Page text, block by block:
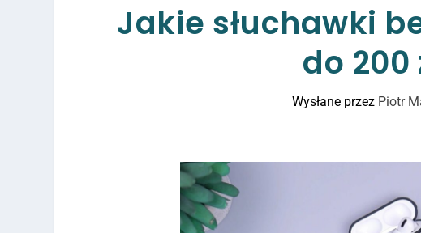
Jakie słuchawki
do 200
Wysłane przez Piotr